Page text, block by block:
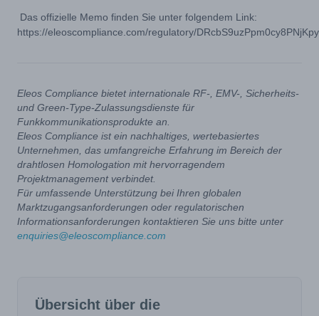
Das offizielle Memo finden Sie unter folgendem Link:
https://eleoscompliance.com/regulatory/
Eleos Compliance bietet internationale RF-, EMV-, Sicherheits-
und Green-Type-Zulassungsdienste für
Funkkommunikationsprodukte an.
Eleos Compliance ist ein nachhaltiges, wertebasiertes
Unternehmen, das umfangreiche Erfahrung im Bereich der
drahtlosen Homologation mit hervorragendem
Projektmanagement verbindet.
Für umfassende Unterstützung bei Ihren globalen
Marktzugangsanforderungen oder regulatorischen
Informationsanforderungen kontaktieren Sie uns bitte unter
enquiries@eleoscompliance.com
Übersicht über die